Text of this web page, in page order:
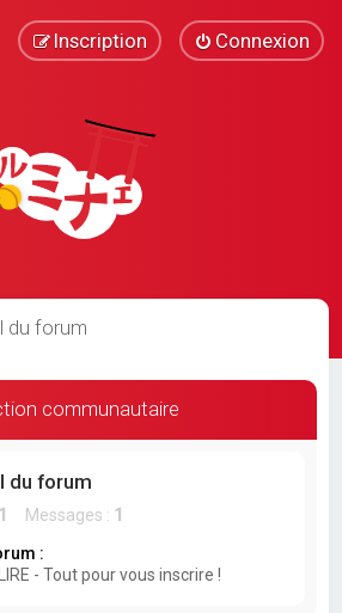
Connexion
Inscription
du forum
communautaire
du forum
1 Messages : 1
:
- Tout pour vous inscrire !